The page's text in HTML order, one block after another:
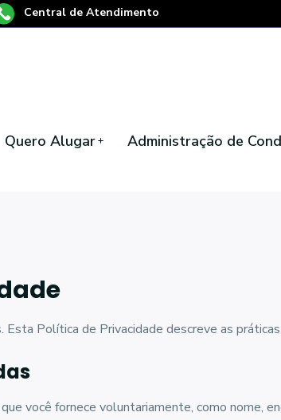
Central de Atendimento
Quero Alugar Administração de
Esta Política de Privacidade descreve as
você fornece voluntariamente, como nome,